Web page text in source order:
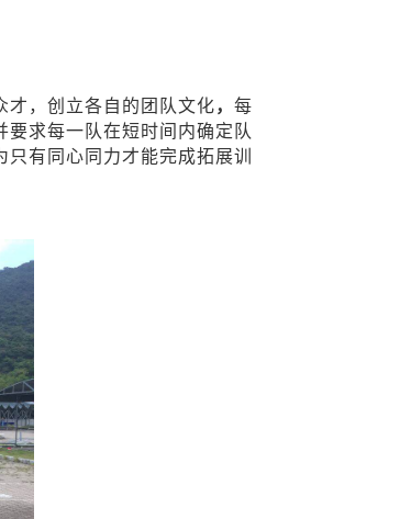
才，创立各自的 团队文化， 每
求每一队在短时间内确定队
有同心同力才能完成拓展训